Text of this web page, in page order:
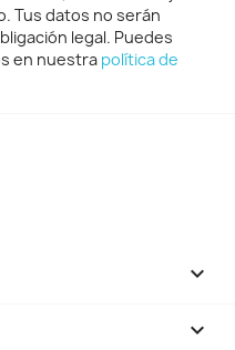
Tus datos no serán
legal. Puedes
en nuestra política de

